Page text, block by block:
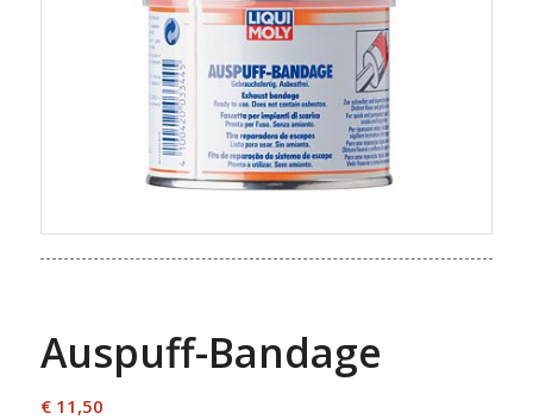
Auspuff-Bandage
€11,50